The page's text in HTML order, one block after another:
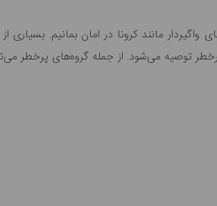
مانند کرونا در امان بمانیم. بسیاری
توصیه می‌شود. از جمله گروه‌های پرخطر